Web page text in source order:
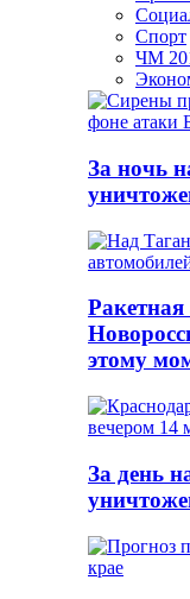
Спорт
ЧМ
За ночь
этому
За день